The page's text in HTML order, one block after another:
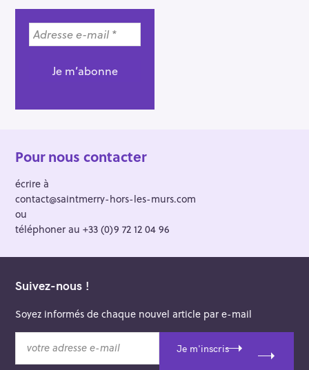
Pour nous contacter
écrire à
contact@saintmerry-hors-les-murs.com
ou
téléphoner au +33 (0)9 72 12 04 96
Suivez-nous !
Soyez informés de chaque nouvel article par e-mail
Je m'inscris